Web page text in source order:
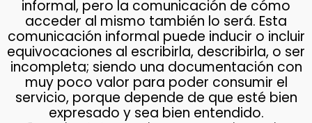
informal, pero la comunicación de cómo
acceder al mismo también lo será. Esta
comunicación informal puede inducir o incluir
equivocaciones al escribirla, describirla, o ser
incompleta; siendo una documentación con
muy poco valor para poder consumir el
servicio, porque depende de que esté bien
expresado y sea bien entendido.